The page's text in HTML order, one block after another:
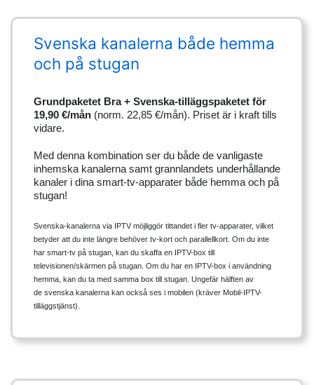
Svenska kanalerna både hemma
och på stugan
Grundpaketet Bra + Svenska-tilläggspaketet för
19,90 €/mån (norm. 22,85 €/mån). Priset är i kraft tills
vidare.
Med denna kombination ser du både de vanligaste
inhemska kanalerna samt grannlandets underhållande
kanaler i dina smart-tv-apparater både hemma och på
stugan!
Svenska-kanalerna via IPTV möjliggör tittandet i fler tv-apparater, vilket
betyder att du inte längre behöver tv-kort och parallellkort. Om du inte
har smart-tv på stugan, kan du skaffa en IPTV-box till
televisionen/skärmen på stugan. Om du har en IPTV-box i användning
hemma, kan du ta med samma box till stugan. Ungefär hälften av
de svenska kanalerna kan också ses i mobilen (kräver Mobil-IPTV-
tilläggstjänst).